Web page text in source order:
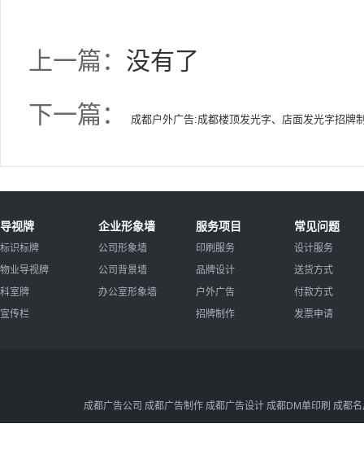
上一篇： 没有了
下一篇：
成都户外广告:成都楼顶发光字、店面发光字招牌
导视牌
标识标牌
物业导视牌
科室牌
宣传栏
企业形象墙
公司形象墙
公司背景墙
办公室形象墙
服务项目
印刷服务
品牌设计
户外广告
招牌制作
常见问题
设计服务
送货方式
付款方式
发票申请
成都广告公司 成都广告制作 成都广告设计 成都DM单印刷 成都